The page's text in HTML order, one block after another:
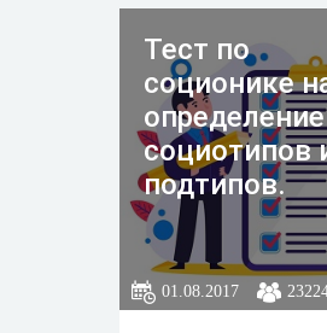
Тест по
соционике
определение
социотипов
подтипов.
01.08.2017